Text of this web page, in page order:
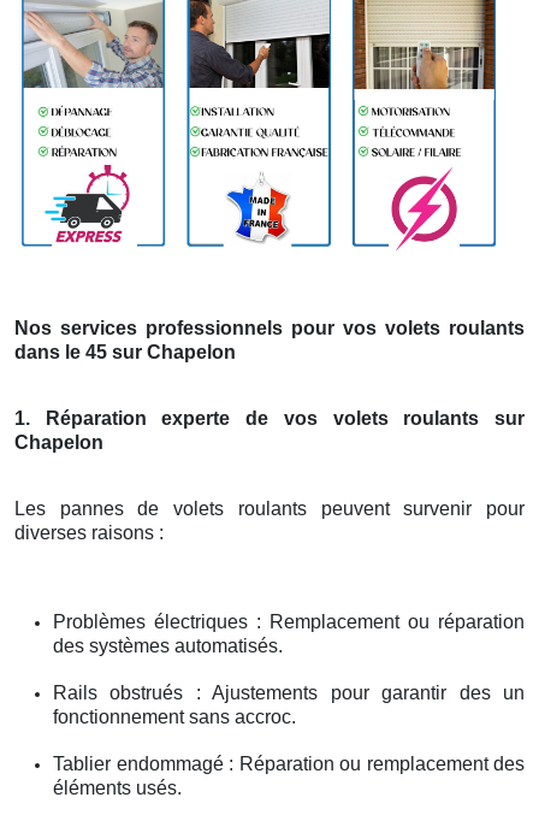
Nos services professionnels pour vos volets roulants
dans le 45 sur Chapelon
1. Réparation experte de vos volets roulants sur
Chapelon
Les pannes de volets roulants peuvent survenir pour
diverses raisons :
Problèmes électriques : Remplacement ou réparation
des systèmes automatisés.
Rails obstrués : Ajustements pour garantir des un
fonctionnement sans accroc.
Tablier endommagé : Réparation ou remplacement des
éléments usés.